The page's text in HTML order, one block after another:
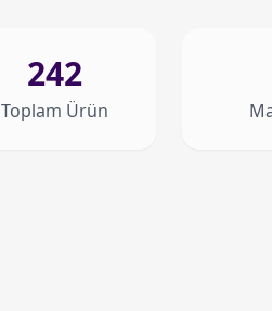
242
Toplam Ürün